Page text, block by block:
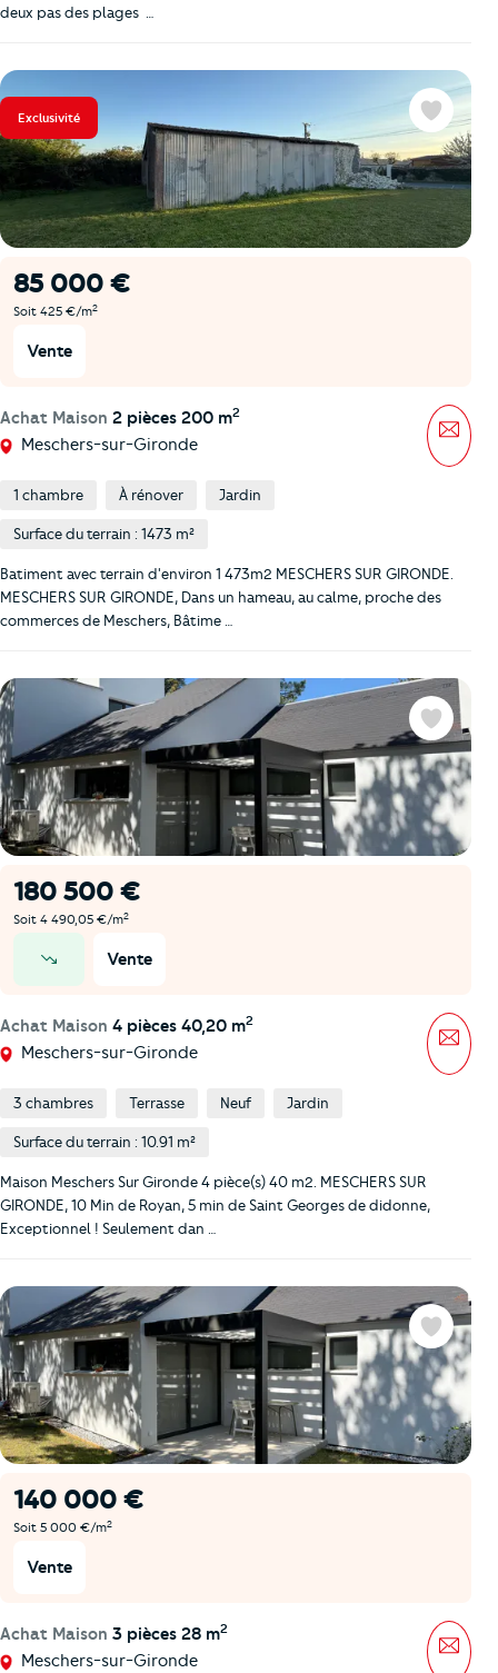
deux pas des plages ️ …
Exclusivité
85 000 €
Soit 425 €/m2
Vente
Achat Maison 2 pièces 200 m2
Meschers-sur-Gironde
Favoris
1 chambre À rénover Jardin
Surface du terrain : 1473 m²
Batiment avec terrain d'environ 1 473m2 MESCHERS SUR GIRONDE.
MESCHERS SUR GIRONDE, Dans un hameau, au calme, proche des
commerces de Meschers, Bâtime …
180 500 €
Soit 4 490,05 €/m2
Vente
Achat Maison 4 pièces 40,20 m2
Meschers-sur-Gironde
Favoris
3 chambres Terrasse Neuf Jardin
Surface du terrain : 10.91 m²
Maison Meschers Sur Gironde 4 pièce(s) 40 m2. MESCHERS SUR
GIRONDE, 10 Min de Royan, 5 min de Saint Georges de didonne,
Exceptionnel ! Seulement dan …
140 000 €
Soit 5 000 €/m2
Vente
Achat Maison 3 pièces 28 m2
Meschers-sur-Gironde
Favoris